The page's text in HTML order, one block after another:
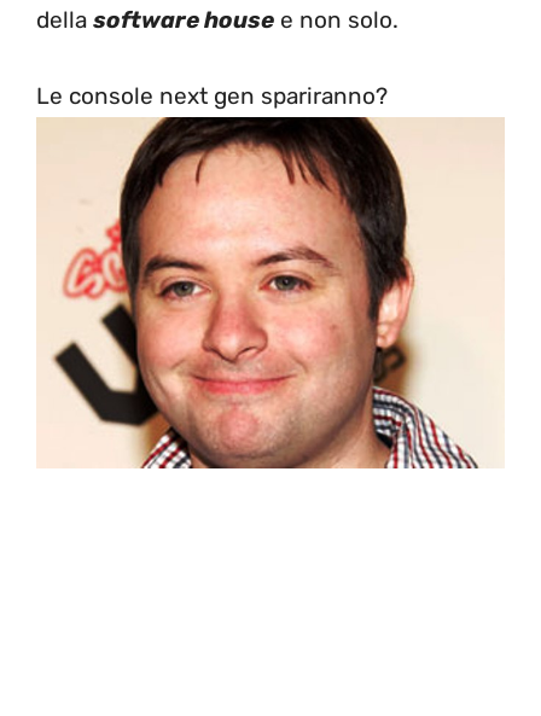
della software house e non solo.
Le console next gen spariranno?